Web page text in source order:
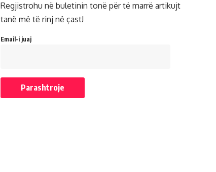
Regjistrohu në buletinin tonë për të marrë artikujt
tanë më të rinj në çast!
Email-i juaj